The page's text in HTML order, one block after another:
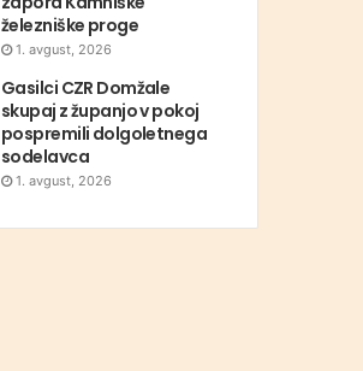
železniške proge
1. avgust, 2026
Gasilci CZR Domžale
skupaj z županjo v pokoj
pospremili dolgoletnega
sodelavca
1. avgust, 2026